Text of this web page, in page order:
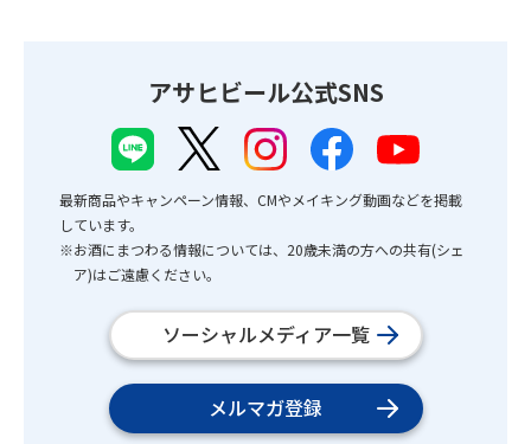
アサヒビール公式SNS
最新商品やキャンペーン情報、CMやメイキング動画などを掲載
しています。
※お酒にまつわる情報については、20歳未満の方への共有(シェ
ア)はご遠慮ください。
ソーシャルメディア一覧
メルマガ登録